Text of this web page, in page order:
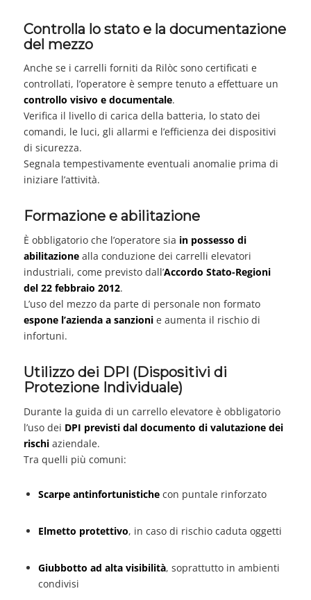
Controlla lo stato e la documentazione
del mezzo
Anche se i carrelli forniti da Rilòc sono certificati e
controllati, l’operatore è sempre tenuto a effettuare un
controllo visivo e documentale.
Verifica il livello di carica della batteria, lo stato dei
comandi, le luci, gli allarmi e l’efficienza dei dispositivi
di sicurezza.
Segnala tempestivamente eventuali anomalie prima di
iniziare l’attività.
Formazione e abilitazione
È obbligatorio che l’operatore sia in possesso di
abilitazionealla conduzione dei carrelli elevatori
industriali, come previsto dall’Accordo Stato-Regioni
del 22 febbraio 2012.
L’uso del mezzo da parte di personale non formato
espone l’azienda a sanzionie aumenta il rischio di
infortuni.
Utilizzo dei DPI (Dispositivi di
Protezione Individuale)
Durante la guida di un carrello elevatore è obbligatorio
l’uso dei DPI previsti dal documento di valutazione dei
rischiaziendale.
Tra quelli più comuni:
Scarpe antinfortunistichecon puntale rinforzato
Elmetto protettivo, in caso di rischio caduta oggetti
Giubbotto ad alta visibilità, soprattutto in ambienti
condivisi